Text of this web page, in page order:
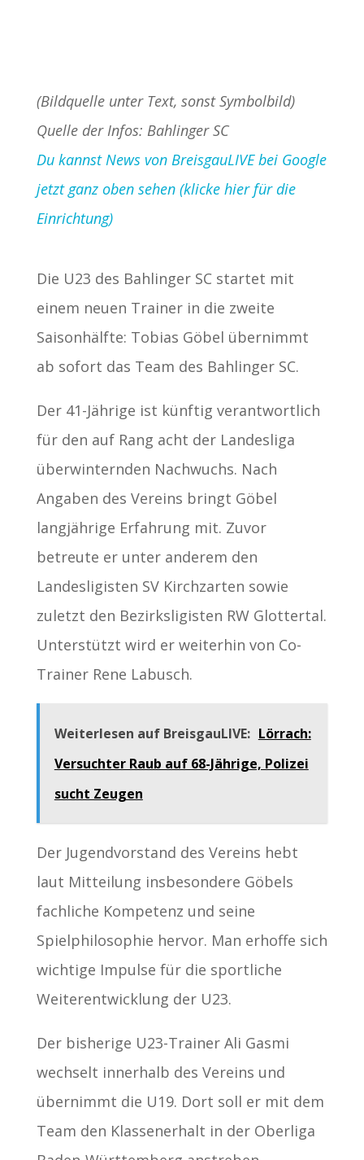
(Bildquelle unter Text, sonst Symbolbild)
Quelle der Infos: Bahlinger SC
Du kannst News von BreisgauLIVE bei Google
jetzt ganz oben sehen (klicke hier für die
Einrichtung)
Die U23 des Bahlinger SC startet mit
einem neuen Trainer in die zweite
Saisonhälfte: Tobias Göbel übernimmt
ab sofort das Team des Bahlinger SC.
Der 41-Jährige ist künftig verantwortlich
für den auf Rang acht der Landesliga
überwinternden Nachwuchs. Nach
Angaben des Vereins bringt Göbel
langjährige Erfahrung mit. Zuvor
betreute er unter anderem den
Landesligisten SV Kirchzarten sowie
zuletzt den Bezirksligisten RW Glottertal.
Unterstützt wird er weiterhin von Co-
Trainer Rene Labusch.
Weiterlesen auf BreisgauLIVE: Lörrach:
Versuchter Raub auf 68-Jährige, Polizei
sucht Zeugen
Der Jugendvorstand des Vereins hebt
laut Mitteilung insbesondere Göbels
fachliche Kompetenz und seine
Spielphilosophie hervor. Man erhoffe sich
wichtige Impulse für die sportliche
Weiterentwicklung der U23.
Der bisherige U23-Trainer Ali Gasmi
wechselt innerhalb des Vereins und
übernimmt die U19. Dort soll er mit dem
Team den Klassenerhalt in der Oberliga